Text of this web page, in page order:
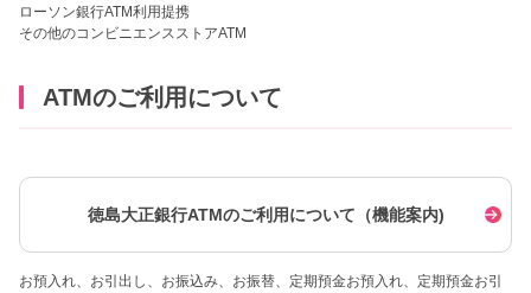
ローソン銀行ATM利用提携
その他のコンビニエンスストアATM
ATMのご利用について
徳島大正銀行ATMのご利用について（機能案内)
お預入れ、お引出し、お振込み、お振替、定期預金お預入れ、定期預金お引